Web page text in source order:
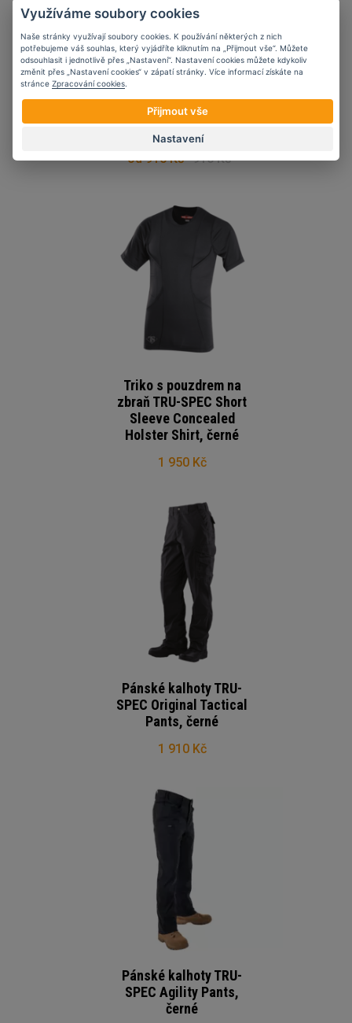
Pánské kraťasy TRU-
SPEC Ascent Shorts,
černé
od 910 Kč 910 Kč
Triko s pouzdrem na
zbraň TRU-SPEC Short
Sleeve Concealed
Holster Shirt, černé
1 950 Kč
Pánské kalhoty TRU-
SPEC Original Tactical
Pants, černé
1 910 Kč
Pánské kalhoty TRU-
SPEC Agility Pants,
černé
Využíváme soubory cookies
Naše stránky využívají soubory cookies. K používání některých z nich
potřebujeme váš souhlas, který vyjádříte kliknutím na „Přijmout vše“. Můžete
odsouhlasit i jednotlivě přes „Nastavení“. Nastavení cookies můžete kdykoliv
změnit přes „Nastavení cookies“ v zápatí stránky. Více informací získáte na
stránce Zpracování cookies
Přijmout vše
Nastavení